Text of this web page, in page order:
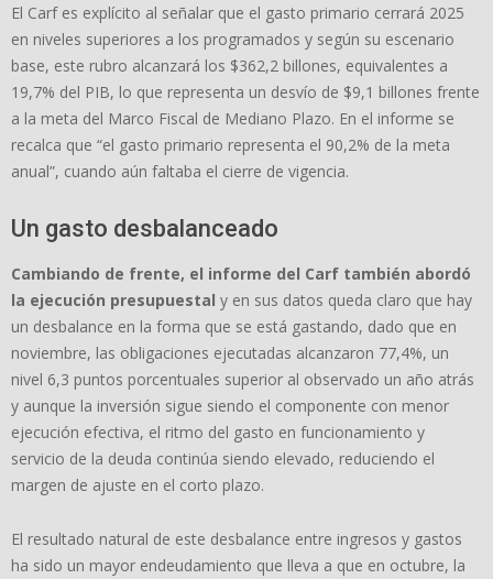
El Carf es explícito al señalar que el gasto primario cerrará 2025
en niveles superiores a los programados y según su escenario
base, este rubro alcanzará los $362,2 billones, equivalentes a
19,7% del PIB, lo que representa un desvío de $9,1 billones frente
a la meta del Marco Fiscal de Mediano Plazo. En el informe se
recalca que “el gasto primario representa el 90,2% de la meta
anual”, cuando aún faltaba el cierre de vigencia.
Un gasto desbalanceado
Cambiando de frente, el informe del Carf también abordó
la ejecución presupuestal y en sus datos queda claro que hay
un desbalance en la forma que se está gastando, dado que en
noviembre, las obligaciones ejecutadas alcanzaron 77,4%, un
nivel 6,3 puntos porcentuales superior al observado un año atrás
y aunque la inversión sigue siendo el componente con menor
ejecución efectiva, el ritmo del gasto en funcionamiento y
servicio de la deuda continúa siendo elevado, reduciendo el
margen de ajuste en el corto plazo.
El resultado natural de este desbalance entre ingresos y gastos
ha sido un mayor endeudamiento que lleva a que en octubre, la